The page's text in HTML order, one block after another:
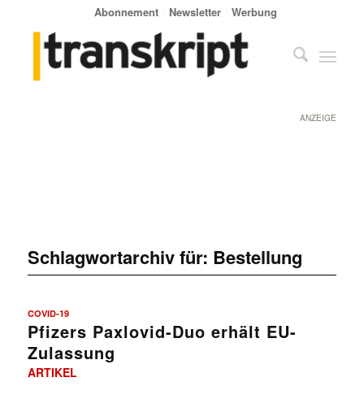
Abonnement Newsletter Werbung
ANZEIGE
Schlagwortarchiv für: Bestellung
COVID-19
Pfizers Paxlovid-Duo erhält EU-
Zulassung
ARTIKEL